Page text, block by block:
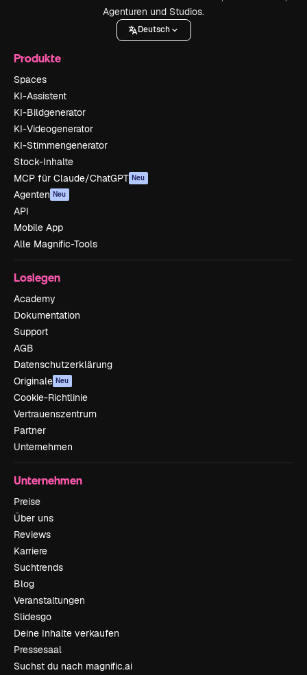
Agenturen und Studios.
Deutsch
Produkte
Spaces
KI-Assistent
KI-Bildgenerator
KI-Videogenerator
KI-Stimmengenerator
Stock-Inhalte
MCP für Claude/ChatGPT Neu
Agenten Neu
API
Mobile App
Alle Magnific-Tools
Loslegen
Academy
Dokumentation
Support
AGB
Datenschutzerklärung
Originale Neu
Cookie-Richtlinie
Vertrauenszentrum
Partner
Unternehmen
Unternehmen
Preise
Über uns
Reviews
Karriere
Suchtrends
Blog
Veranstaltungen
Slidesgo
Deine Inhalte verkaufen
Pressesaal
Suchst du nach magnific.ai